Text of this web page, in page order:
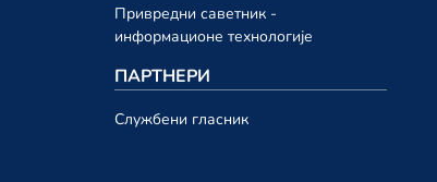
Привредни саветник -
информационе технологије
ПАРТНЕРИ
Службени гласник